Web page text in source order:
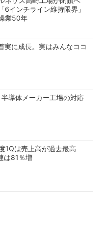
「6インチライン維持限界」
業50年
実に成長。実はみんなココ
導体メーカー工場の対応
1Qは売上高が過去最高
は81％増